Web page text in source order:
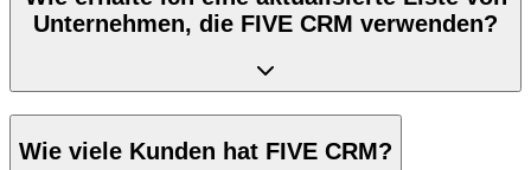
Unternehmen, die FIVE CRM verwenden?
Wie viele Kunden hat FIVE CRM?